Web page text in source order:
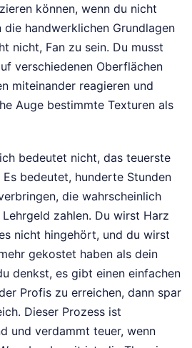
können, wenn du nicht
handwerklichen Grundlagen
nicht, Fan zu sein. Du musst
verschiedenen Oberflächen
miteinander reagieren und
Auge bestimmte Texturen als
bedeutet nicht, das teuerste
bedeutet, hunderte Stunden
die wahrscheinlich
zahlen. Du wirst Harz
nicht hingehört, und du wirst
gekostet haben als dein
denkst, es gibt einen einfachen
Profis zu erreichen, dann spar
Dieser Prozess ist
und verdammt teuer, wenn